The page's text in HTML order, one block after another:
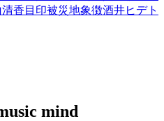
香 目印被災地象徴酒井ヒデト
mind